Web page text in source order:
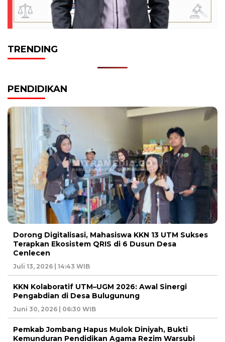
TRENDING
PENDIDIKAN
Dorong Digitalisasi, Mahasiswa KKN 13 UTM Sukses
Terapkan Ekosistem QRIS di 6 Dusun Desa
Cenlecen
Juli 13, 2026 | 14:43 WIB
KKN Kolaboratif UTM–UGM 2026: Awal Sinergi
Pengabdian di Desa Bulugunung
Juni 30, 2026 | 06:30 WIB
Pemkab Jombang Hapus Mulok Diniyah, Bukti
Kemunduran Pendidikan Agama Rezim Warsubi